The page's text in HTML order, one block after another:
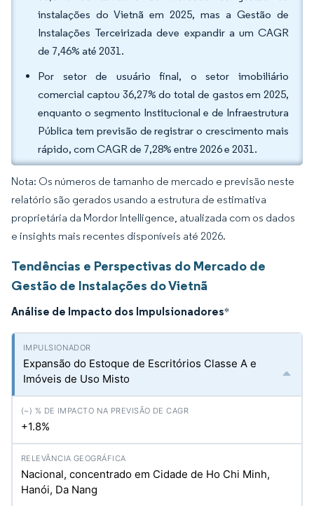
instalações do Vietnã em 2025, mas a Gestão de
Instalações Terceirizada deve expandir a um CAGR
de 7,46% até 2031.
Por setor de usuário final, o setor imobiliário
comercial captou 36,27% do total de gastos em 2025,
enquanto o segmento Institucional e de Infraestrutura
Pública tem previsão de registrar o crescimento mais
rápido, com CAGR de 7,28% entre 2026 e 2031.
Nota: Os números de tamanho de mercado e previsão neste
relatório são gerados usando a estrutura de estimativa
proprietária da Mordor Intelligence, atualizada com os dados
e insights mais recentes disponíveis até 2026.
Tendências e Perspectivas do Mercado de
Gestão de Instalações do Vietnã
Análise de Impacto dos Impulsionadores*
Expansão do Estoque de Escritórios Classe A e
Imóveis de Uso Misto
+1.8%
Nacional, concentrado em Cidade de Ho Chi Minh,
Hanói, Da Nang